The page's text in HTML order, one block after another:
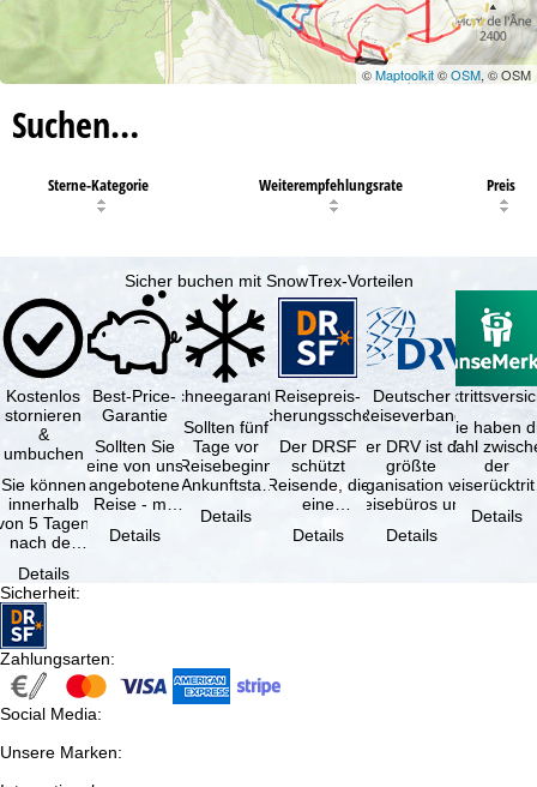
©Maptoolkit©OSM, © OSM
Suchen…
Sterne-Kategorie Weiterempfehlungsrate Preis
Sicher buchen mit SnowTrex-Vorteilen
Kostenlos
stornieren
&
umbuchen
Sie können
innerhalb
5 Tagen
nach der
kostenfrei
…
Details
Best-Price-
Garantie
Sollten Sie
eine von uns
angebotene
Reise - mit
Leistung und
Details
Schneegarantie
Sollten fünf
Tage vor
Reisebeginn
(Ankunftstag)
Schneemangel
Details
Reisepreis-
Sicherungsschein
Der DRSF
schützt
Reisende, die
eine
oder
Details
Deutscher
Reiseverband
Der DRV ist die
größte
Organisation von
Reisebüros und
Reiseveranstaltern
in …
Details
Sie haben
Wahl
der
(inklusive
Details
Sicherheit:
Zahlungsarten:
Social Media:
Unsere Marken: